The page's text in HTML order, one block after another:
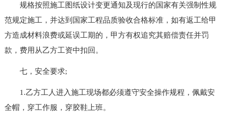
规格按照施工图纸设计变更通知及现行的国家有关强制性规
范规定施工，并达到国家工程品质验收合格标准，如有返工给甲
方造成材料浪费或延误工期的，甲方有权追究其赔偿责任并罚
款，费用从乙方工资中扣回。
七，安全要求;
1.乙方工人进入施工现场都必须遵守安全操作规程，佩戴安
全帽，穿工作服，穿胶鞋上班。